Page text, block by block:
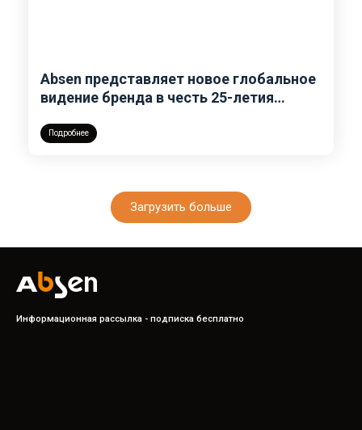
Absen представляет новое глобальное
видение бренда в честь 25-летия
Подробнее
Загрузить больше
Информационная рассылка - подписка бесплатно